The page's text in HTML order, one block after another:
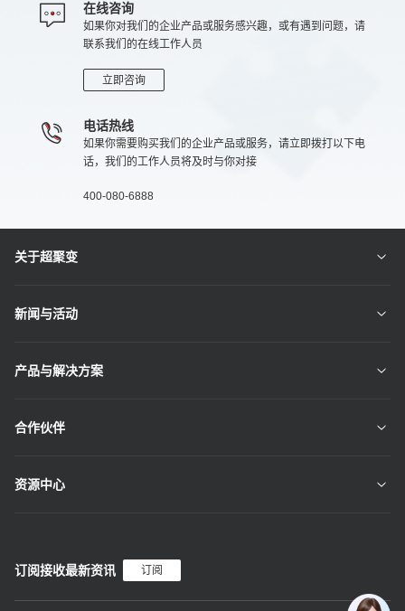
在线咨询
如果你对我们的企业产品或服务感兴趣，或有遇到问题，请
联系我们的在线工作人员
立即咨询
电话热线
如果你需要购买我们的企业产品或服务，请立即拨打以下电
话，我们的工作人员将及时与你对接
400-080-6888
关于超聚变
新闻与活动
产品与解决方案
合作伙伴
资源中心
订阅接收最新资讯 订阅